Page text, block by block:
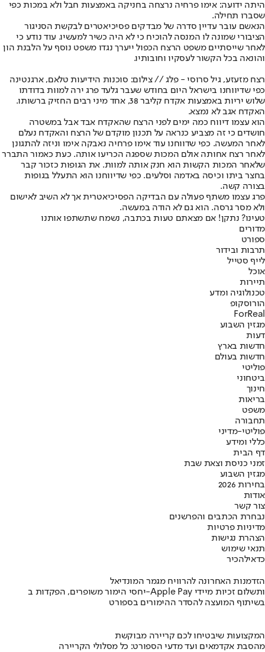
היתה ידועה: אימו פרחיה נרצחה בחניקה באמצעות חבל ולא במכות כפי
שסברו תחילה.
הנאשם עובר עדיין סדרה של מבדקים פסיכיאטרים לבקשת הסניגור
הציבורי שמונה לו המנסה להוכיח כי לא היה כשיר למעשיו. עוד נודע כי
לאחר שייסתיים משפט הרצח הכפול ייערך נגדו משפט נוסף על הלבנת הון
והונאה בכל הקשור לעסקיו וחובותיו.
רצח מזעזע, גיל סרוסי - פלג // צילום: סוכנות הידיעות טלאם, ארגנטינה
כפי שדיווחנו בישראל היום בחודש שעבר גלעד פרג ירה למוות בדודתו
שלוש יריות באמצעות אקדח קליבר 38, אחד מיני רבים החזיק ברשותו.
האקדח אגב לא נמצא.
הוא עצמו דיווח כמה ימים לפני הרצח שהאקדח אבד אבל במשטרה
חושדים כי זה מצביע כנראה על תכנון מוקדם של הרצח והאקדח נעלם
לאחר המעשה. כפי שדווחנו עוד אימו פרחיה נאבקה אימו וניזה להתגונן
לאחר רצח אחותה אולם המכות שספגה הכריעו אותה. כעת כאמור התברר
שלאחר המכות הקשות הוא חנק אותה למוות. את הגופות כזכור קבר
בחצר ביתו וכיסה באדמה וסלעים. כפי שדיווחנו הוא התעלל בגופות
בצורה קשה.
פרג עצמו משתף פעולה עם הבדיקה הפסיכיאטרית אך לא השיב לאישום
ולא מסר גרסה. הוא גם לא הודה במעשה.
טעינו? נתקן! אם מצאתם טעות בכתבה, נשמח שתשתפו אותנו
מדורים
ספורט
תרבות ובידור
לייף סטייל
אוכל
תיירות
טכנולוגיה ומדע
הורוסקופ
ForReal
מגזין השבוע
דעות
חדשות בארץ
חדשות בעולם
פוליטי
ביטחוני
חינוך
בריאות
משפט
תחבורה
פוליטי-מדיני
כללי ומידע
דף הבית
זמני כניסת וצאת שבת
מגזין השבוע
בחירות 2026
אודות
צור קשר
נבחרת הכתבים והפרשנים
מדיניות פרטיות
הצהרת נגישות
תנאי שימוש
כדאילהכיר
הזדמנות האחרונה להרוויח מגמר המונדיאל
יחסי הימור משופרים, הפקדות ב-Apple Pay ותשלום זכיות מיידי
בשיתוף המועצה להסדר ההימורים בספורט
המקצועות שיבטיחו לכם קריירה מבוקשת
מהסבת אקדמאים ועד מדעי הספורט: כל מסלולי הקריירה